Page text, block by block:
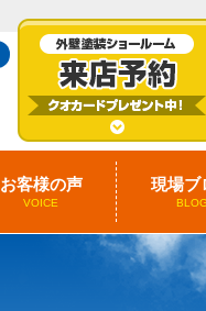
お客様の声
VOICE
現場ブ
BLOG